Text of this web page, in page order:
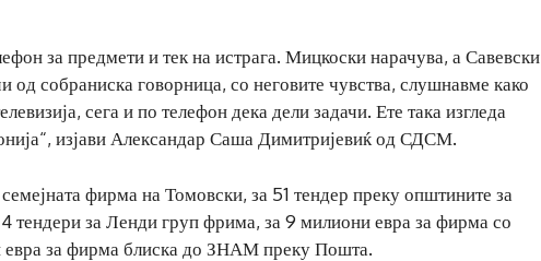
за предмети и тек на истрага. Мицкоски нарачува, а Савевски
собраниска говорница, со неговите чувства, слушнавме како
сега и по телефон дека дели задачи. Ете така изгледа
изјави Александар Саша Димитријевиќ од СДСМ.
фирма на Томовски, за 51 тендер преку општините за
тендери за Ленди груп фрима, за 9 милиони евра за фирма со
евра за фирма блиска до ЗНАМ преку Пошта.